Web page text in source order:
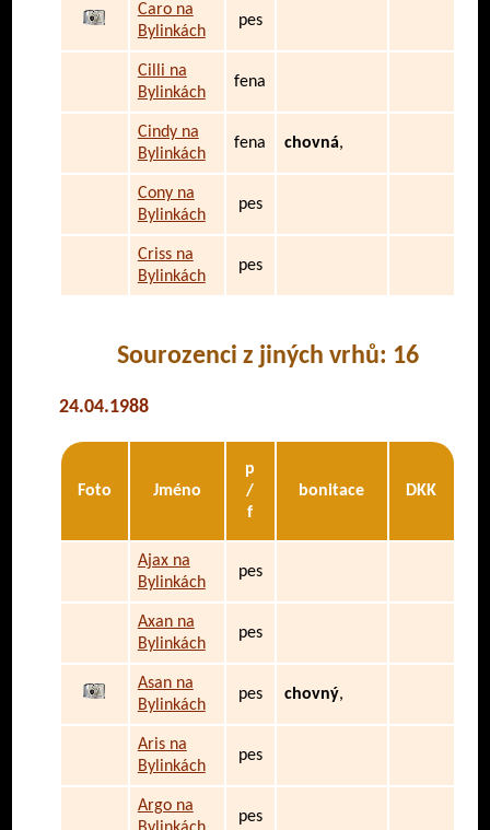
Caro na
Bylinkách
pes
Cilli na
Bylinkách
fena
Cindy na
Bylinkách
fena chovná,
Cony na
Bylinkách
pes
Criss na
Bylinkách
pes
Sourozenci z jiných vrhů: 16
24.04.1988
Foto Jméno
p
/
f
bonitace DKK
Ajax na
Bylinkách
pes
Axan na
Bylinkách
pes
Asan na
Bylinkách
pes chovný,
Aris na
Bylinkách
pes
Argo na
pes